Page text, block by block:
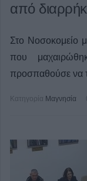
από
Στο Νοσοκομείο
που
προσπαθούσε να
Κατηγορία Μαγνησία